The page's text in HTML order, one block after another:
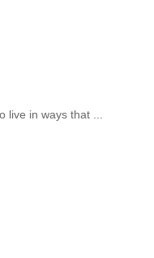
live in ways that ...